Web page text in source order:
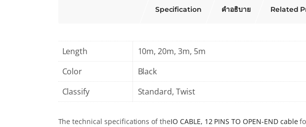
Specification คำอธิบาย Related
Length
10m, 20m, 3m, 5m
Color
Black
Classify
Standard, Twist
The technical specifications of theIO CABLE, 12 PINS TO OPEN-END cable